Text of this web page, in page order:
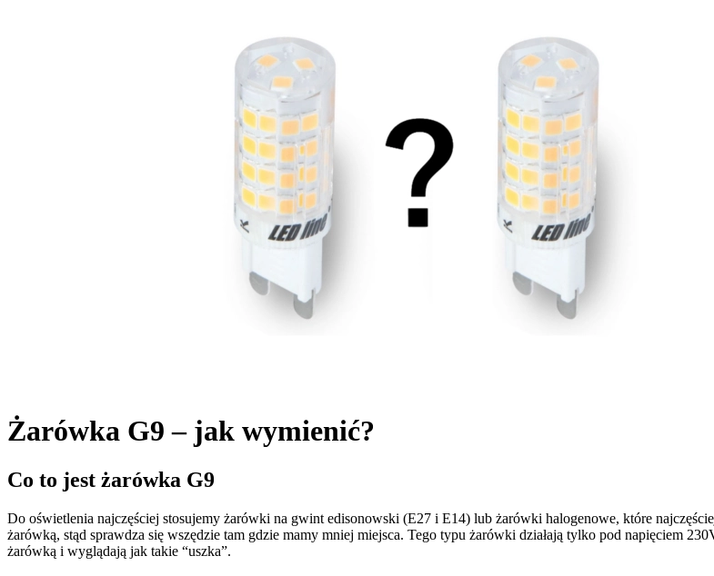
Żarówka G9 – jak wymienić?
Co to jest żarówka G9
Do oświetlenia najczęściej stosujemy żarówki na gwint edisonowski (E27 i E14) lub żarówki halogenowe, które
żarówką, stąd sprawdza się wszędzie tam gdzie mamy mniej miejsca. Tego typu żarówki działają tylko pod napięciem
żarówką i wyglądają jak takie “uszka”.